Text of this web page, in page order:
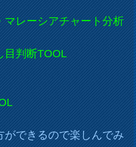
レーシアチャート分析
判断TOOL
きるので楽しんでみ